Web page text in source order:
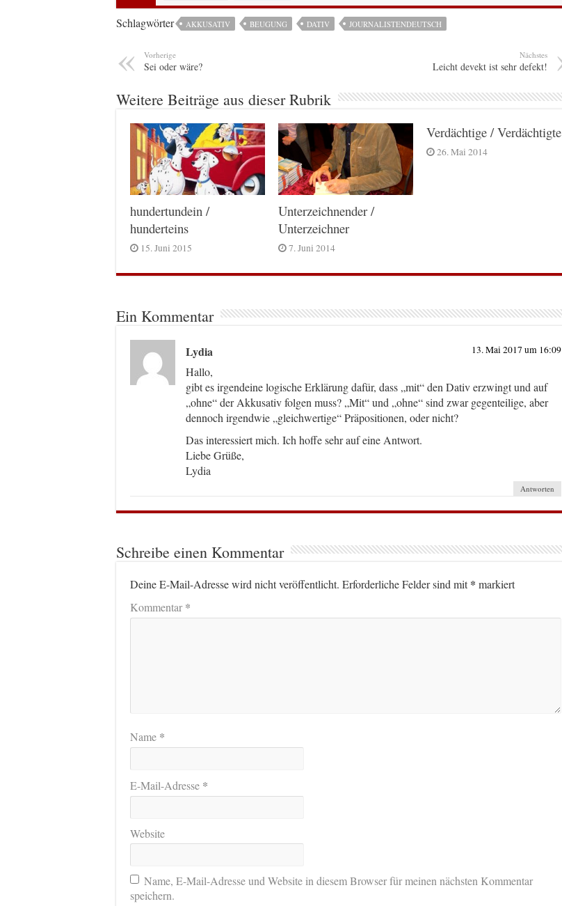
Schlagwörter AKKUSATIV BEUGUNG DATIV JOURNALISTENDEUTSCH
Vorherige
Sei oder wäre?
Nächstes
Leicht devekt ist sehr defekt!
Weitere Beiträge aus dieser Rubrik
hundertundein /
hunderteins
15. Juni 2015
Unterzeichnender /
Unterzeichner
7. Juni 2014
Verdächtige / Verdächtigte
26. Mai 2014
Ein Kommentar
Lydia 13. Mai 2017 um 16:09
Hallo,
gibt es irgendeine logische Erklärung dafür, dass „mit“ den Dativ erzwingt und auf
„ohne“ der Akkusativ folgen muss? „Mit“ und „ohne“ sind zwar gegenteilige, aber
dennoch irgendwie „gleichwertige“ Präpositionen, oder nicht?
Das interessiert mich. Ich hoffe sehr auf eine Antwort.
Liebe Grüße,
Lydia
Antworten
Schreibe einen Kommentar
Deine E-Mail-Adresse wird nicht veröffentlicht. Erforderliche Felder sind mit* markiert
Kommentar*
Name *
E-Mail-Adresse *
Website
Name, E-Mail-Adresse und Website in diesem Browser für meinen nächsten Kommentar
speichern.